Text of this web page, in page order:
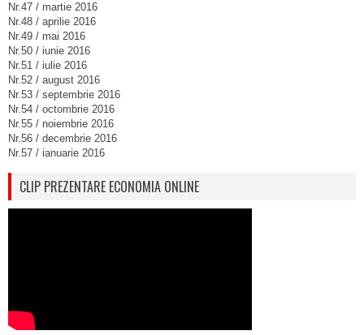
Nr.47 / martie 2016
Nr.48 / aprilie 2016
Nr.49 / mai 2016
Nr.50 / iunie 2016
Nr.51 / iulie 2016
Nr.52 / august 2016
Nr.53 / septembrie 2016
Nr.54 / octombrie 2016
Nr.55 / noiembrie 2016
Nr.56 / decembrie 2016
Nr.57 / ianuarie 2016
CLIP PREZENTARE ECONOMIA ONLINE